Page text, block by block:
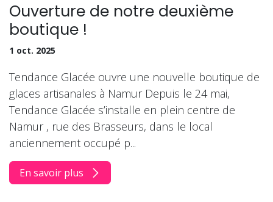
Ouverture de notre deuxième
boutique !
1 oct. 2025
Tendance Glacée ouvre une nouvelle boutique de
glaces artisanales à Namur Depuis le 24 mai,
Tendance Glacée s’installe en plein centre de
Namur , rue des Brasseurs, dans le local
anciennement occupé p...
En savoir plus